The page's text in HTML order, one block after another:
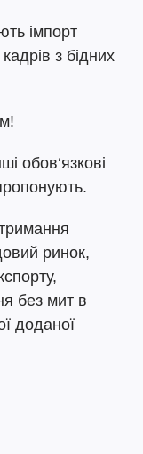
імпорт
з бідних
обов‘язкові
ринок,
без мит в
доданої